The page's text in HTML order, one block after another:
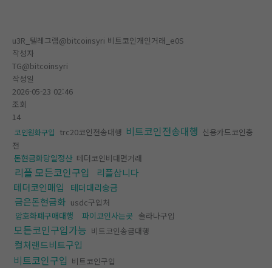
u3R_텔레그램@bitcoinsyri 비트코인개인거래_e0S
작성자
TG@bitcoinsyri
작성일
2026-05-23 02:46
조회
14
코인원화구입 trc20코인전송대행 비트코인전송대행 신용카드코인충
전
돈현금화당일정산 테더코인비대면거래
리플 모든코인구입
리플삽니다
테더코인매입
테더대리송금
금은돈현금화 usdc구입처
암호화폐구매대행
파이코인사는곳 솔라나구입
모든코인구입가능 비트코인송금대행
컬쳐랜드비트구입
비트코인구입 비트코인구입